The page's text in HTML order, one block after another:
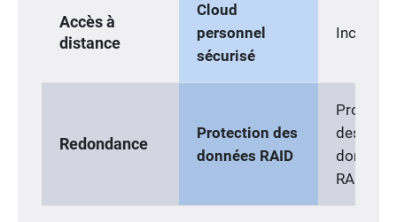
Accès à
distance
Cloud
personnel
sécurisé
Inclus
Redondance
Protection des
données RAID
des
données
RAID